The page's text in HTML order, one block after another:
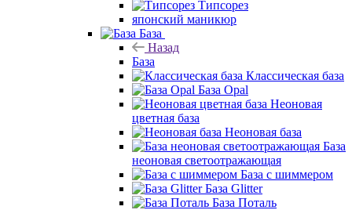
Типсорез
японский маникюр
База
Назад
База
Классическая база
База Opal
Неоновая
цветная база
Неоновая база
База
неоновая светоотражающая
База с шиммером
База Glitter
База Поталь